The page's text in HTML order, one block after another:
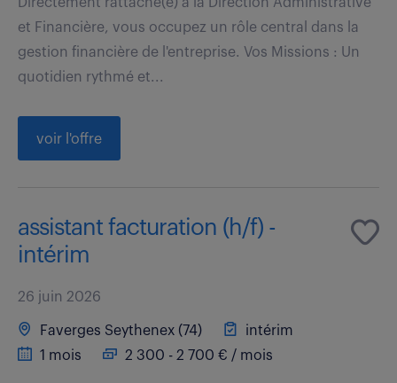
et Financière, vous occupez un rôle central dans la
gestion financière de l'entreprise. Vos Missions : Un
quotidien rythmé et...
voir l'offre
assistant facturation (h/f) -
intérim
26 juin 2026
Faverges Seythenex (74)
intérim
1 mois
2 300 - 2 700 € / mois